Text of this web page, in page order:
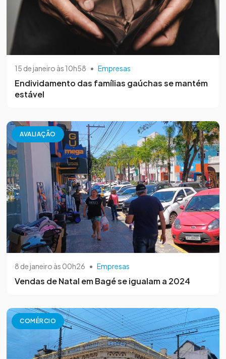
15 de janeiro às 10h58 • Empresas
Endividamento das famílias gaúchas se mantém
estável
AVALIAÇÃO
8 de janeiro às 00h26 • Empresas
Vendas de Natal em Bagé se igualam a 2024
COMÉRCIO